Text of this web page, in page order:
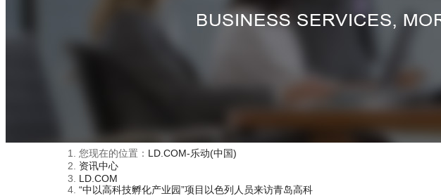
您现在的位置： LD.COM-乐动(中国)
资讯中心
LD.COM
“中以高科技孵化产业园”项目以色列人员来访青岛高科